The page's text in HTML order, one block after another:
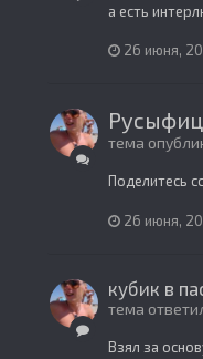
а есть
26 июня,
тема
Поделитесь
26 июня,
кубик в
тема
Взял за